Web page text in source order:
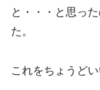
と・・・と思っ
た。
これをちょうど